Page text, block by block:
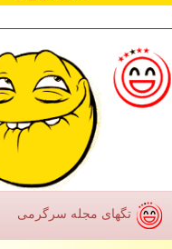
تگهای مجله سرگرمی